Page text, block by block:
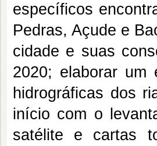
específicos
Pedras, Açude e
cidade e suas
2020; elaborar um
hidrográficas dos
início com o
satélite e cartas